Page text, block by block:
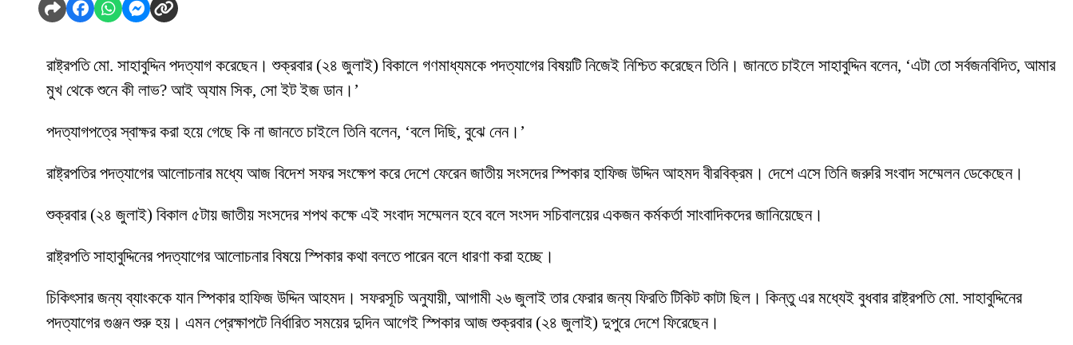
রাষ্ট্রপতি মো. সাহাবুদ্দিন পদত্যাগ করেছেন। শুক্রবার (২৪ জুলাই) বিকালে গণমাধ্যমকে পদত্যাগের বিষয়টি নিজেই নিশ্চিত করেছেন তিনি। জানতে চাইলে সাহাবুদ্দিন বলেন, ‘এটা তো সর্বজনবিদিত, আমার
মুখ থেকে শুনে কী লাভ? আই অ্যাম সিক, সো ইট ইজ ডান।’
পদত্যাগপত্রে স্বাক্ষর করা হয়ে গেছে কি না জানতে চাইলে তিনি বলেন, ‘বলে দিছি, বুঝে নেন।’
রাষ্ট্রপতির পদত্যাগের আলোচনার মধ্যে আজ বিদেশ সফর সংক্ষেপ করে দেশে ফেরেন জাতীয় সংসদের স্পিকার হাফিজ উদ্দিন আহমদ বীরবিক্রম। দেশে এসে তিনি জরুরি সংবাদ সম্মেলন ডেকেছেন।
শুক্রবার (২৪ জুলাই) বিকাল ৫টায় জাতীয় সংসদের শপথ কক্ষে এই সংবাদ সম্মেলন হবে বলে সংসদ সচিবালয়ের একজন কর্মকর্তা সাংবাদিকদের জানিয়েছেন।
রাষ্ট্রপতি সাহাবুদ্দিনের পদত্যাগের আলোচনার বিষয়ে স্পিকার কথা বলতে পারেন বলে ধারণা করা হচ্ছে।
চিকিৎসার জন্য ব্যাংককে যান স্পিকার হাফিজ উদ্দিন আহমদ। সফরসূচি অনুযায়ী, আগামী ২৬ জুলাই তার ফেরার জন্য ফিরতি টিকিট কাটা ছিল। কিন্তু এর মধ্যেই বুধবার রাষ্ট্রপতি মো. সাহাবুদ্দিনের
পদত্যাগের গুঞ্জন শুরু হয়। এমন প্রেক্ষাপটে নির্ধারিত সময়ের দুদিন আগেই স্পিকার আজ শুক্রবার (২৪ জুলাই) দুপুরে দেশে ফিরেছেন।